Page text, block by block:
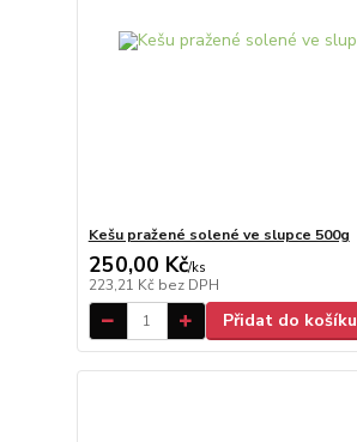
Kešu pražené solené ve slupce 500g
250,00 Kč/ks
223,21 Kč bez DPH
Přidat do košíku